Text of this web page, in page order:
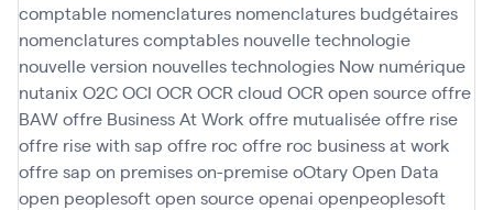
comptable nomenclatures nomenclatures budgétaires
nomenclatures comptables nouvelle technologie
nouvelle version nouvelles technologies Now numérique
nutanix O2COCI OCR OCR cloud OCR open sourceoffre
BAWoffre Business At Work offre mutualiséeoffre rise
offre rise with sap offre roc offre roc business at work
offre sap on premiseson-premiseoOtaryOpen Data
open peoplesoftopen sourceopenai openpeoplesoft